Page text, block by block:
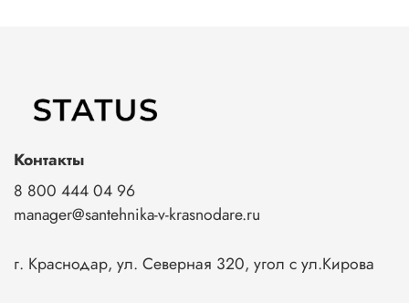
Контакты
8 800 444 04 96
manager@santehnika-v-krasnodare.ru
г. Краснодар, ул. Северная 320, угол с ул.Кирова